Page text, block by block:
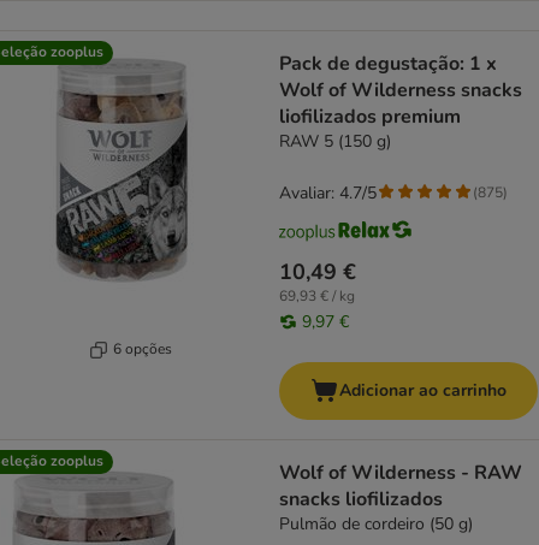
zooplus
6 opções
Pack de degustação: 1 x
Wolf of Wilderness snacks
liofilizados premium
RAW 5 (150 g)
10,49 €
69,93 € / kg
9,97 €
Avaliar: 4.7/5 (875)
Adicionar ao carrinho
zooplus
Wolf of Wilderness - RAW
snacks liofilizados
Pulmão de cordeiro (50 g)